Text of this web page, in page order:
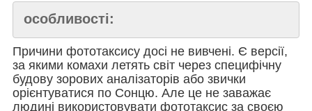
особливості:
Причини фототаксису досі не вивчені. Є версії,
за якими комахи летять світ через специфічну
будову зорових аналізаторів або звички
орієнтуватися по Сонцю. Але це не заважає
людині використовувати фототаксис за своєю